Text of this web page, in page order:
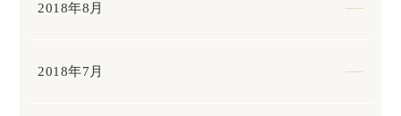
2018年8月
2018年7月